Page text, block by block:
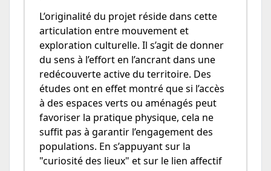
L’originalité du projet réside dans cette
articulation entre mouvement et
exploration culturelle. Il s’agit de donner
du sens à l’effort en l’ancrant dans une
redécouverte active du territoire. Des
études ont en effet montré que si l’accès
à des espaces verts ou aménagés peut
favoriser la pratique physique, cela ne
suffit pas à garantir l’engagement des
populations. En s’appuyant sur la
"curiosité des lieux" et sur le lien affectif